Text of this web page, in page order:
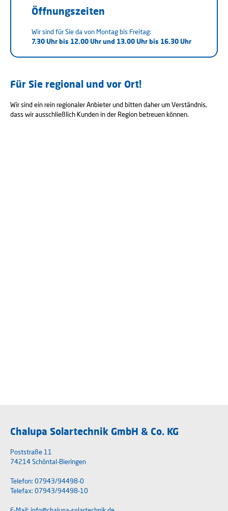
Öffnungszeiten
Wir sind für Sie da von Montag bis Freitag:
7.30 Uhr bis 12.00 Uhr und 13.00 Uhr bis 16.30 Uhr
Für Sie regional und vor Ort!
Wir sind ein rein regionaler Anbieter und bitten daher um Verständnis,
dass wir ausschließlich Kunden in der Region betreuen können.
Chalupa Solartechnik GmbH & Co. KG
Poststraße 11
74214 Schöntal-Bieringen
Telefon: 07943/94498-0
Telefax: 07943/94498-10